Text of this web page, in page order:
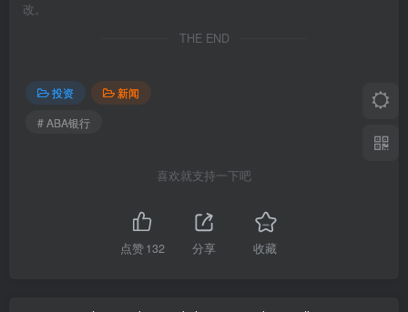
改。
THE END
投资
新闻
# ABA银行
喜欢就支持一下吧
点赞132 分享 收藏